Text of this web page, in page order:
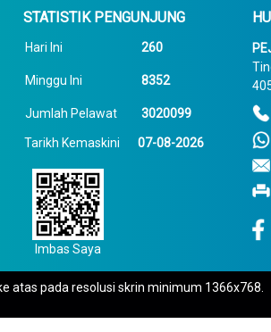
STATISTIK PENGUNJUNG
Hari Ini 260
Minggu Ini 8352
Jumlah Pelawat 3020099
Tarikh Kemaskini 07-08-2026
Imbas Saya
atas pada resolusi skrin minimum 1366x768.